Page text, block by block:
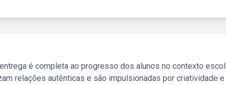
é completa ao progresso dos alunos no contexto
relações autênticas e são impulsionadas por criatividade